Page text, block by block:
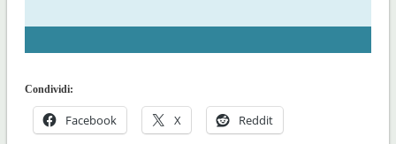
Condividi:
Facebook X Reddit